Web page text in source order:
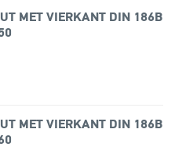
MET VIERKANT DIN 186B
MET VIERKANT DIN 186B